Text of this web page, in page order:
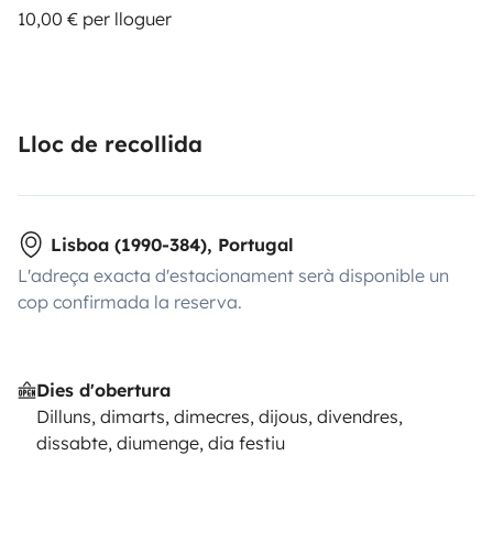
10,00 € per lloguer
Lloc de recollida
Lisboa (1990-384), Portugal
L'adreça exacta d'estacionament serà disponible un
cop confirmada la reserva.
Dies d'obertura
Dilluns, dimarts, dimecres, dijous, divendres,
dissabte, diumenge, dia festiu